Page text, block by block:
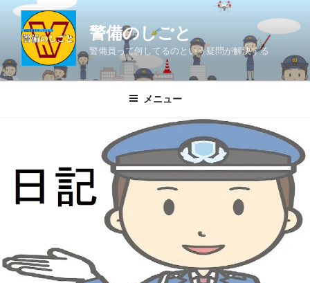
ン
ツ
警備のしごと
警備員って何してるのという疑問が解決する
メニュー